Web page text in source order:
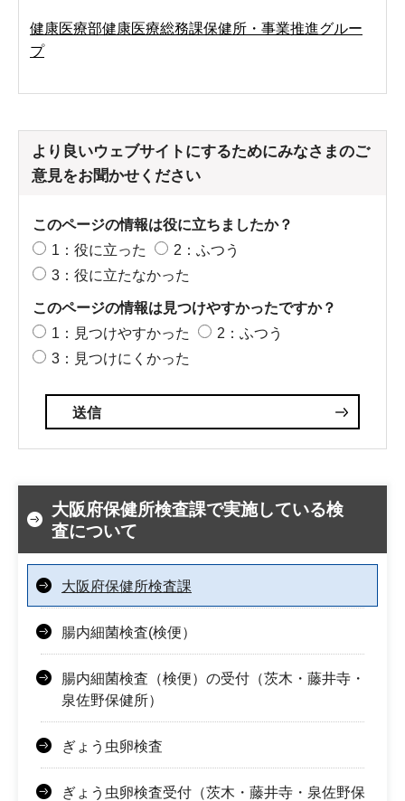
健康医療部健康医療総務課保健所・事業推進グルー
プ
より良いウェブサイトにするためにみなさまのご
意見をお聞かせください
このページの情報は役に立ちましたか？
1：役に立った
2：ふつう
3：役に立たなかった
このページの情報は見つけやすかったですか？
1：見つけやすかった
2：ふつう
3：見つけにくかった
大阪府保健所検査課で実施している検
査について
大阪府保健所検査課
腸内細菌検査(検便）
腸内細菌検査（検便）の受付（茨木・藤井寺・
泉佐野保健所）
ぎょう虫卵検査
ぎょう虫卵検査受付（茨木・藤井寺・泉佐野保